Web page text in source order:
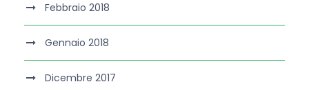
Febbraio 2018
Gennaio 2018
Dicembre 2017